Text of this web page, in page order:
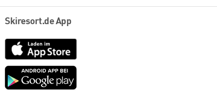
Skiresort.de App
App
Store
Google